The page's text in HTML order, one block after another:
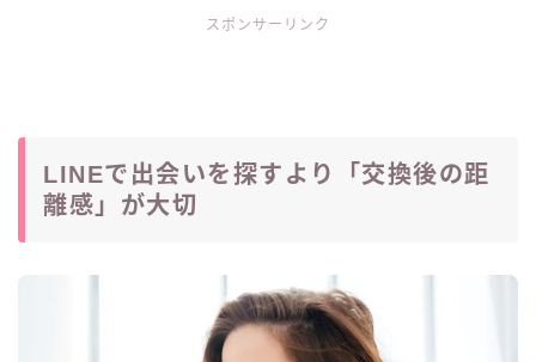
スポンサーリンク
LINEで出会いを探すより「交換後の距
離感」が大切